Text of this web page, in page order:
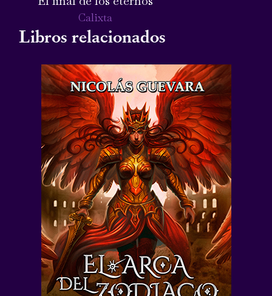
Calixta
Libros relacionados